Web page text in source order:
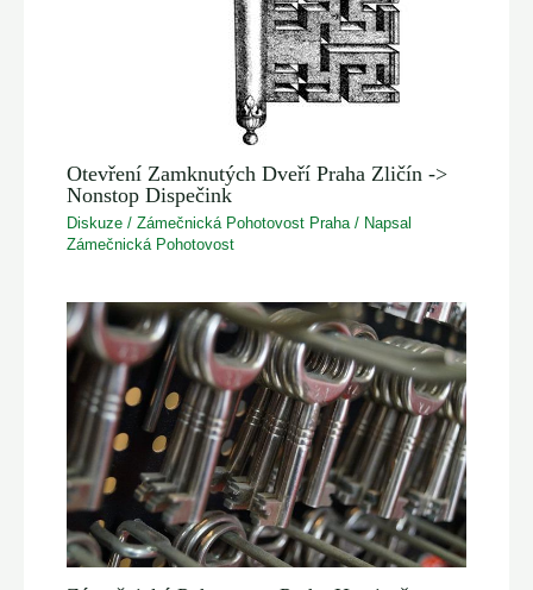
Otevření Zamknutých Dveří Praha Zličín ->
Nonstop Dispečink
Diskuze /Zámečnická Pohotovost Praha / Napsal
Zámečnická Pohotovost